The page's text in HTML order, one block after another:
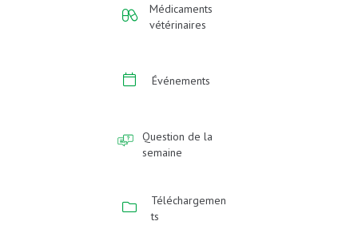
Médicaments
vétérinaires
Événements
Question de la
semaine
Téléchargemen
ts